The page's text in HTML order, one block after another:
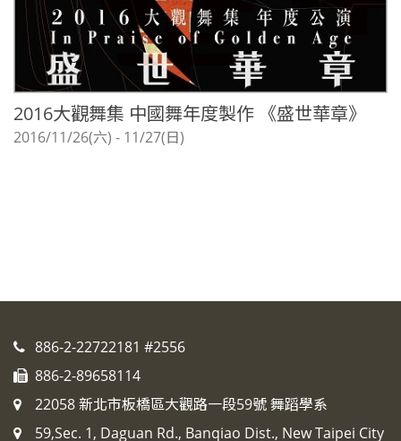
2016大觀舞集 中國舞年度製作 《盛世華章》
2016/11/26(六) - 11/27(日)
886-2-22722181 #2556
886-2-89658114
22058 新北市板橋區大觀路一段59號 舞蹈學系
59,Sec. 1, Daguan Rd., Banqiao Dist., New Taipei City